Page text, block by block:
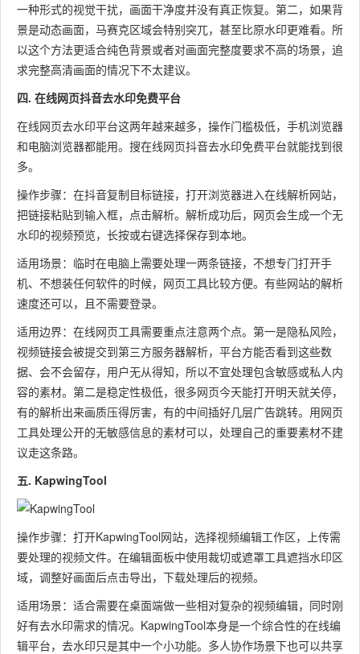
一种形式的视觉干扰，画面干净度并没有真正恢复。第二，如果背
景是动态画面，马赛克区域会特别突兀，甚至比原水印更难看。所
以这个方法更适合纯色背景或者对画面完整度要求不高的场景，追
求完整高清画面的情况下不太建议。
四. 在线网页抖音去水印免费平台
在线网页去水印平台这两年越来越多，操作门槛极低，手机浏览器
和电脑浏览器都能用。搜在线网页抖音去水印免费平台就能找到很
多。
操作步骤：在抖音复制目标链接，打开浏览器进入在线解析网站，
把链接粘贴到输入框，点击解析。解析成功后，网页会生成一个无
水印的视频预览，长按或右键选择保存到本地。
适用场景：临时在电脑上需要处理一两条链接，不想专门打开手
机、不想装任何软件的时候，网页工具比较方便。有些网站的解析
速度还可以，且不需要登录。
适用边界：在线网页工具需要重点注意两个点。第一是隐私风险，
视频链接会被提交到第三方服务器解析，平台方能否看到这些数
据、会不会留存，用户无从得知，所以不宜处理包含敏感或私人内
容的素材。第二是稳定性极低，很多网页今天能打开明天就关停，
有的解析出来画质压得厉害，有的中间插好几层广告跳转。用网页
工具处理公开的无敏感信息的素材可以，处理自己的重要素材不建
议走这条路。
五. KapwingTool
操作步骤：打开KapwingTool网站，选择视频编辑工作区，上传需
要处理的视频文件。在编辑面板中使用裁切或遮罩工具遮挡水印区
域，调整好画面后点击导出，下载处理后的视频。
适用场景：适合需要在桌面端做一些相对复杂的视频编辑，同时刚
好有去水印需求的情况。KapwingTool本身是一个综合性的在线编
辑平台，去水印只是其中一个小功能。多人协作场景下也可以共享